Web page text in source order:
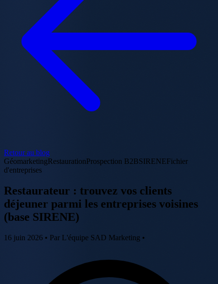
Retour au blog
GéomarketingRestaurationProspection B2BSIRENEFichier
d'entreprises
Restaurateur : trouvez vos clients
déjeuner parmi les entreprises voisines
(base SIRENE)
16 juin 2026 • Par L'équipe SAD Marketing •